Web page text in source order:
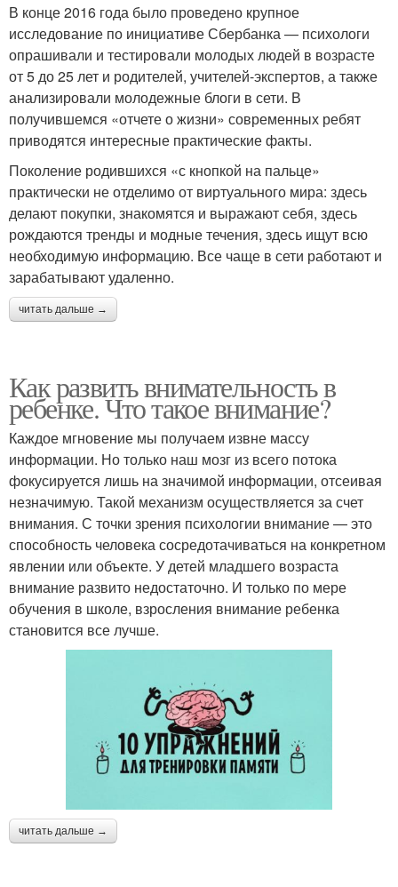
В конце 2016 года было проведено крупное
исследование по инициативе Сбербанка — психологи
опрашивали и тестировали молодых людей в возрасте
от 5 до 25 лет и родителей, учителей-экспертов, а также
анализировали молодежные блоги в сети. В
получившемся «отчете о жизни» современных ребят
приводятся интересные практические факты.
Поколение родившихся «с кнопкой на пальце»
практически не отделимо от виртуального мира: здесь
делают покупки, знакомятся и выражают себя, здесь
рождаются тренды и модные течения, здесь ищут всю
необходимую информацию. Все чаще в сети работают и
зарабатывают удаленно.
читать дальше →
Как развить внимательность в
ребенке. Что такое внимание?
Каждое мгновение мы получаем извне массу
информации. Но только наш мозг из всего потока
фокусируется лишь на значимой информации, отсеивая
незначимую. Такой механизм осуществляется за счет
внимания. С точки зрения психологии внимание — это
способность человека сосредотачиваться на конкретном
явлении или объекте. У детей младшего возраста
внимание развито недостаточно. И только по мере
обучения в школе, взросления внимание ребенка
становится все лучше.
читать дальше →